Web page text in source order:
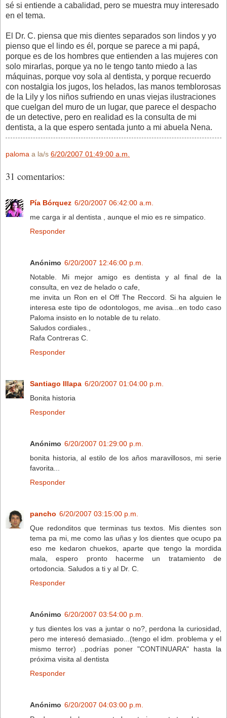
sé si entiende a cabalidad, pero se muestra muy interesado
en el tema.
El Dr. C. piensa que mis dientes separados son lindos y yo
pienso que el lindo es él, porque se parece a mi papá,
porque es de los hombres que entienden a las mujeres con
solo mirarlas, porque ya no le tengo tanto miedo a las
máquinas, porque voy sola al dentista, y porque recuerdo
con nostalgia los jugos, los helados, las manos temblorosas
de la Lily y los niños sufriendo en unas viejas ilustraciones
que cuelgan del muro de un lugar, que parece el despacho
de un detective, pero en realidad es la consulta de mi
dentista, a la que espero sentada junto a mi abuela Nena.
paloma a la/s 6/20/2007 01:49:00 a.m.
31 comentarios:
Pía Bórquez 6/20/2007 06:42:00 a.m.
me carga ir al dentista , aunque el mio es re simpatico.
Responder
Anónimo 6/20/2007 12:46:00 p.m.
Notable. Mi mejor amigo es dentista y al final de la
consulta, en vez de helado o cafe,
me invita un Ron en el Off The Reccord. Si ha alguien le
interesa este tipo de odontologos, me avisa...en todo caso
Paloma insisto en lo notable de tu relato.
Saludos cordiales.,
Rafa Contreras C.
Responder
Santiago Illapa 6/20/2007 01:04:00 p.m.
Bonita historia
Responder
Anónimo 6/20/2007 01:29:00 p.m.
bonita historia, al estilo de los años maravillosos, mi serie
favorita...
Responder
pancho 6/20/2007 03:15:00 p.m.
Que redonditos que terminas tus textos. Mis dientes son
tema pa mi, me como las uñas y los dientes que ocupo pa
eso me kedaron chuekos, aparte que tengo la mordida
mala, espero pronto hacerme un tratamiento de
ortodoncia. Saludos a ti y al Dr. C.
Responder
Anónimo 6/20/2007 03:54:00 p.m.
y tus dientes los vas a juntar o no?, perdona la curiosidad,
pero me interesó demasiado...(tengo el idm. problema y el
mismo terror) ..podrías poner "CONTINUARA" hasta la
próxima visita al dentista
Responder
Anónimo 6/20/2007 04:03:00 p.m.